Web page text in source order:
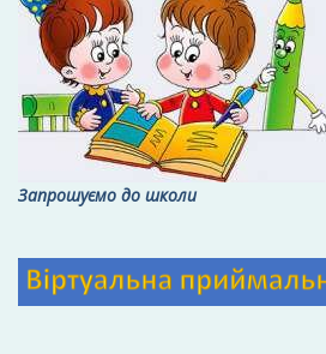
Запрошуємо до школи